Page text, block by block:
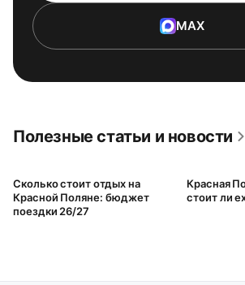
MAX
Полезные статьи и новости
Сколько стоит отдых на
Красной Поляне: бюджет
поездки 26/27
Красная
стоит ли